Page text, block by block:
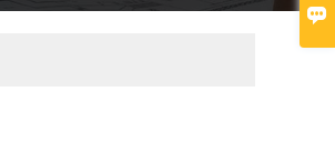
